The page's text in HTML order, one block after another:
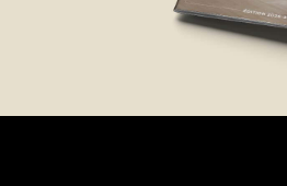
ont